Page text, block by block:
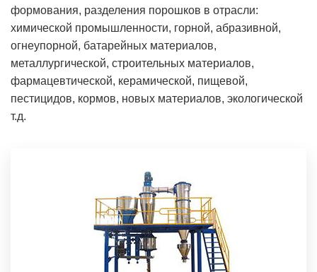
формования, разделения порошков в отрасли:
химической промышленности, горной, абразивной,
огнеупорной, батарейных материалов,
металлургической, строительных материалов,
фармацевтической, керамической, пищевой,
пестицидов, кормов, новых материалов, экологической
т.д.